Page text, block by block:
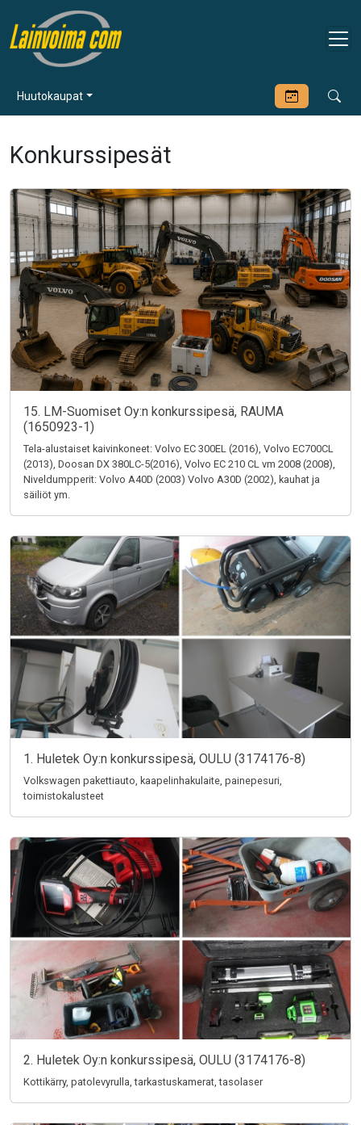
Huutokaupat
Konkurssipesät
15. LM-Suomiset Oy:n konkurssipesä, RAUMA
(1650923-1)
Tela-alustaiset kaivinkoneet: Volvo EC 300EL (2016), Volvo EC700CL
(2013), Doosan DX 380LC-5(2016), Volvo EC 210 CL vm 2008 (2008),
Niveldumpperit: Volvo A40D (2003) Volvo A30D (2002), kauhat ja
säiliöt ym.
1. Huletek Oy:n konkurssipesä, OULU (3174176-8)
Volkswagen pakettiauto, kaapelinhakulaite, painepesuri,
toimistokalusteet
2. Huletek Oy:n konkurssipesä, OULU (3174176-8)
Kottikärry, patolevyrulla, tarkastuskamerat, tasolaser